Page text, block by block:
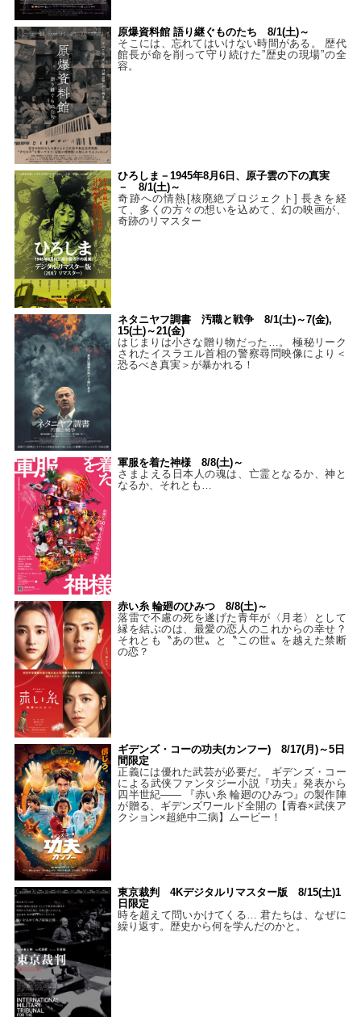
原爆資料館 語り継ぐものたち 8/1(土)～
そこには、忘れてはいけない時間がある。 歴代
館長が命を削って守り続けた”歴史の現場”の全
容。
ひろしま－1945年8月6日、原子雲の下の真実
－ 8/1(土)～
奇跡への情熱[核廃絶プロジェクト] 長きを経
て、多くの方々の想いを込めて、幻の映画が、
奇跡のリマスター
ネタニヤフ調書 汚職と戦争 8/1(土)～7(金),
15(土)～21(金)
はじまりは小さな贈り物だった…。 極秘リーク
されたイスラエル首相の警察尋問映像により＜
恐るべき真実＞が暴かれる！
軍服を着た神様 8/8(土)～
さまよえる日本人の魂は、亡霊となるか、神と
なるか、それとも…
赤い糸 輪廻のひみつ 8/8(土)～
落雷で不慮の死を遂げた青年が〈月老〉として
縁を結ぶのは、最愛の恋人のこれからの幸せ？
それとも〝あの世〟と〝この世〟を越えた禁断
の恋？
ギデンズ・コーの功夫(カンフー) 8/17(月)～5日
間限定
正義には優れた武芸が必要だ。 ギデンズ・コー
による武侠ファンタジー小説『功夫』発表から
四半世紀―― 『赤い糸 輪廻のひみつ』の製作陣
が贈る、ギデンズワールド全開の【青春×武侠ア
クション×超絶中二病】ムービー！
東京裁判 4Kデジタルリマスター版 8/15(土)1
日限定
時を超えて問いかけてくる… 君たちは、なぜに
繰り返す。歴史から何を学んだのかと。